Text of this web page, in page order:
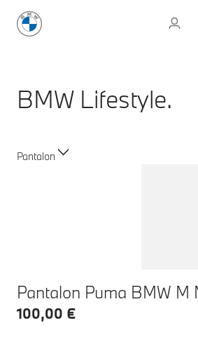
BMW Lifestyle.
Pantalon
Pantalon Puma BMW M
100,00 €